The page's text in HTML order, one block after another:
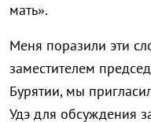
мать».
Меня поразили эти
заместителем
Бурятии, мы
Удэ для обсуждения